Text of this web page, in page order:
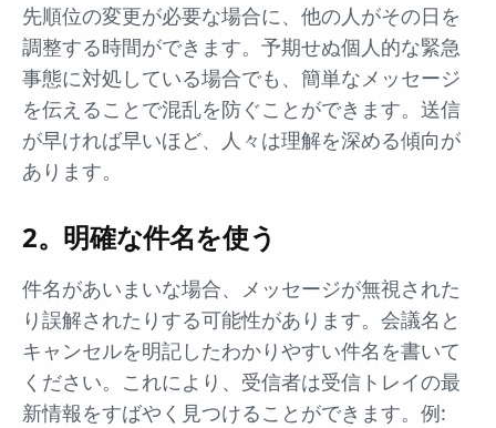
先順位の変更が必要な場合に、他の人がその日を
調整する時間ができます。予期せぬ個人的な緊急
事態に対処している場合でも、簡単なメッセージ
を伝えることで混乱を防ぐことができます。送信
が早ければ早いほど、人々は理解を深める傾向が
あります。
2。明確な件名を使う
件名があいまいな場合、メッセージが無視された
り誤解されたりする可能性があります。会議名と
キャンセルを明記したわかりやすい件名を書いて
ください。これにより、受信者は受信トレイの最
新情報をすばやく見つけることができます。例: